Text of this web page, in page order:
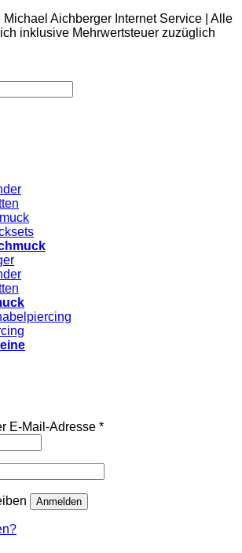
Aichberger Internet Service | Alle
inklusive Mehrwertsteuer zuzüglich
E-Mail-Adresse *Erforderlich
Anmelden